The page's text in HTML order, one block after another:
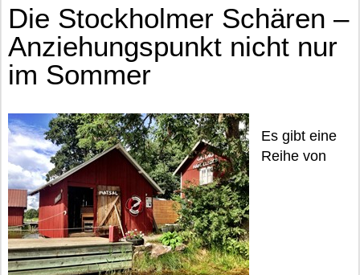
SOMMER
Die Stockholmer Schären –
Anziehungspunkt nicht nur
im Sommer
Es gibt eine
Reihe von